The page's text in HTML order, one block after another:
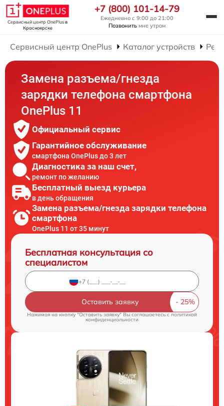
Сервисный центр OnePlusв
Красноярске
+7 (800) 101-14-79
Ежедневно с 9:00 до 21:00
Позвонить мне утром
Сервисный центр OnePlus Каталог устройств
Замена разъема/гнезда
зарядки телефона смартфона
OnePlus 11
Официальный сервис
Гарантийное обслуживание
смартфона OnePlus до 3 лет
Диагностика за наш счет,
ремонт по желанию
Бесплатный выезд курьера
в день обращения
Замена разъема/гнезда зарядки телефона
смартфона
OnePlus 11 от 35 минут
Бесплатная консультация со
специалистом
Оставить заявку
Нажимая на кнопку "Оставить заявку" Вы соглашаетесь c политикой
конфиденциальности